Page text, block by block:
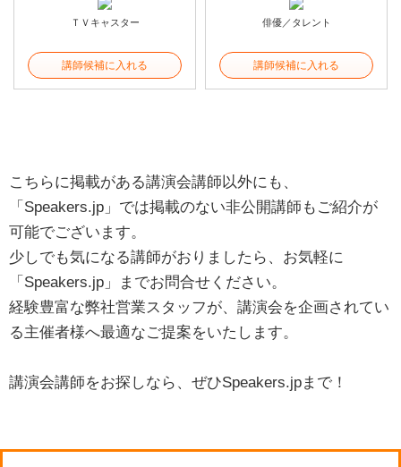
ＴＶキャスター
講師候補に入れる
俳優／タレント
講師候補に入れる
こちらに掲載がある講演会講師以外にも、
「Speakers.jp」では掲載のない非公開講師もご紹介が
可能でございます。
少しでも気になる講師がおりましたら、お気軽に
「Speakers.jp」までお問合せください。
経験豊富な弊社営業スタッフが、講演会を企画されてい
る主催者様へ最適なご提案をいたします。
講演会講師をお探しなら、ぜひSpeakers.jpまで！